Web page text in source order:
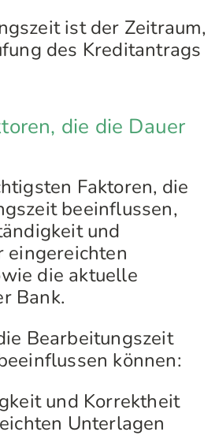
ist der Zeitraum,
des Kreditantrags
die die Dauer
Faktoren, die
beeinflussen,
und
eingereichten
die aktuelle
Bank.
Bearbeitungszeit
können:
und Korrektheit
Unterlagen